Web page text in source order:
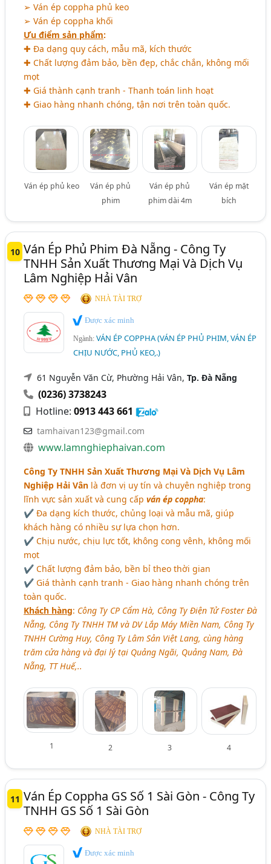
➢ Ván ép coppha phủ keo
➢ Ván ép coppha khối
Ưu điểm sản phẩm:
✚ Đa dạng quy cách, mẫu mã, kích thước
✚ Chất lượng đảm bảo, bền đẹp, chắc chắn, không mối
mọt
✚ Giá thành cạnh tranh - Thanh toán linh hoạt
✚ Giao hàng nhanh chóng, tận nơi trên toàn quốc.
Ván ép phủ keo
Ván ép phủ
phim
Ván ép phủ
phim dài 4m
Ván ép mặt
bích
10 Ván Ép Phủ Phim Đà Nẵng - Công Ty
TNHH Sản Xuất Thương Mại Và Dịch Vụ
Lâm Nghiệp Hải Vân
NHÀ TÀI TRỢ
Được xác minh
Ngành:VÁN ÉP COPPHA (VÁN ÉP PHỦ PHIM, VÁN ÉP
CHỊU NƯỚC, PHỦ KEO,.)
61 Nguyễn Văn Cừ, Phường Hải Vân,Tp. Đà Nẵng
(0236) 3738243
Hotline:0913 443 661
tamhaivan123@gmail.com
www.lamnghiephaivan.com
Công Ty TNHH Sản Xuất Thương Mại Và Dịch Vụ Lâm
Nghiệp Hải Vân là đơn vị uy tín và chuyên nghiệp trong
lĩnh vực sản xuất và cung cấpván ép coppha:
✔ Đa dạng kích thước, chủng loại và mẫu mã, giúp
khách hàng có nhiều sự lựa chọn hơn.
✔ Chịu nước, chịu lực tốt, không cong vênh, không mối
mọt
✔ Chất lượng đảm bảo, bền bỉ theo thời gian
✔ Giá thành cạnh tranh - Giao hàng nhanh chóng trên
toàn quốc.
Khách hàng: Công Ty CP Cẩm Hà, Công Ty Điện Tử Foster Đà
Nẵng, Công Ty TNHH TM và DV Lắp Máy Miền Nam, Công Ty
TNHH Cường Huy, Công Ty Lâm Sản Việt Lang, cùng hàng
trăm cửa hàng và đại lý tại Quảng Ngãi, Quảng Nam, Đà
Nẵng, TT Huế,..
1 2 3 4
11 Ván Ép Coppha GS Số 1 Sài Gòn - Công Ty
TNHH GS Số 1 Sài Gòn
NHÀ TÀI TRỢ
Được xác minh